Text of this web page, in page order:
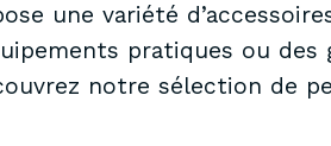
une variété
pratiques ou
notre sélection de